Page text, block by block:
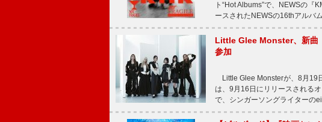
ト“Hot Albums”で、NEWSの
ースされたNEWSの16thアルバ
Little Glee Monster、新曲
参加
Little Glee Monsterが、8月19
は、9月16日にリリースされる
で、シンガーソングライターの